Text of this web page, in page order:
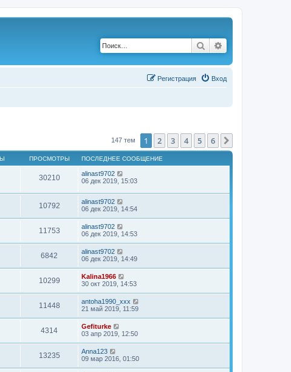
Поиск
Вход
Регистрация
147 тем 1 2 3 4 5 6
ПРОСМОТРЫ ПОСЛЕДНЕЕ СООБЩЕНИЕ
30210
alinast9702
06 дек 2019, 15:03
10792
alinast9702
06 дек 2019, 14:54
11753
alinast9702
06 дек 2019, 14:53
6842
alinast9702
06 дек 2019, 14:49
10299
Kalina1966
30 окт 2019, 14:53
11448
antoha1990_xxx
21 май 2019, 11:59
4314
Gefiturke
03 апр 2019, 12:50
13235
Anna123
09 мар 2016, 01:50